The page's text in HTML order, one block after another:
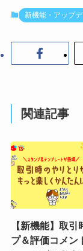
新機能・アップデ
関連記事
【新機能】取
プ＆評価コメン